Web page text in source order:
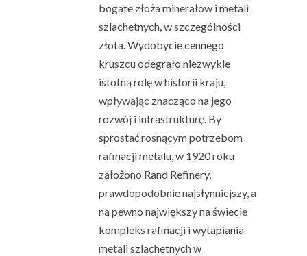
bogate złoża minerałów i metali
szlachetnych, w szczególności
złota. Wydobycie cennego
kruszcu odegrało niezwykle
istotną rolę w historii kraju,
wpływając znacząco na jego
rozwój i infrastrukturę. By
sprostać rosnącym potrzebom
rafinacji metalu, w 1920 roku
założono Rand Refinery,
prawdopodobnie najsłynniejszy, a
na pewno największy na świecie
kompleks rafinacji i wytapiania
metali szlachetnych w